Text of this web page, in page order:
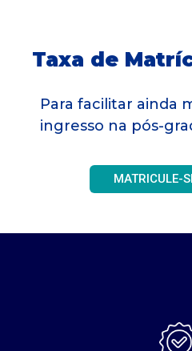
Taxa de
Para facilitar ainda
ingresso na pós-
MATRICULE-